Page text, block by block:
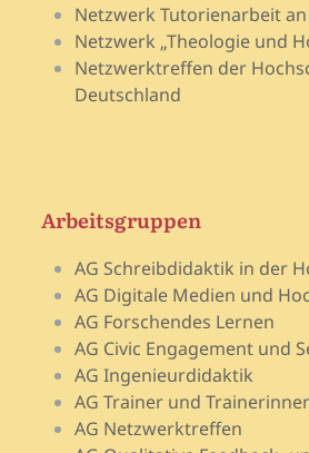
Netzwerk Tutorienarbeit
Netzwerk „Theologie und
Netzwerktreffen der
Deutschland
Arbeitsgruppen
AG Schreibdidaktik in der
AG Digitale Medien und
AG Forschendes Lernen
AG Civic Engagement und
AG Ingenieurdidaktik
AG Trainer und
AG Netzwerktreffen